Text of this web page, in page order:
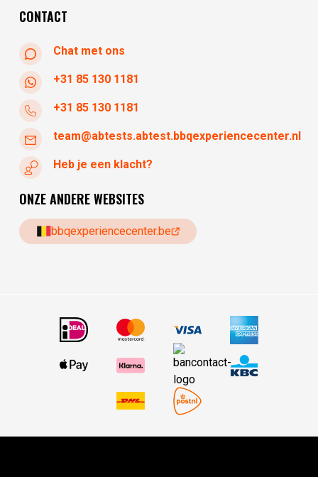
CONTACT
Chat met ons
+31 85 130 1181
+31 85 130 1181
team@abtests.abtest.bbqexperiencecenter.nl
Heb je een klacht?
ONZE ANDERE WEBSITES
bbqexperiencecenter.be